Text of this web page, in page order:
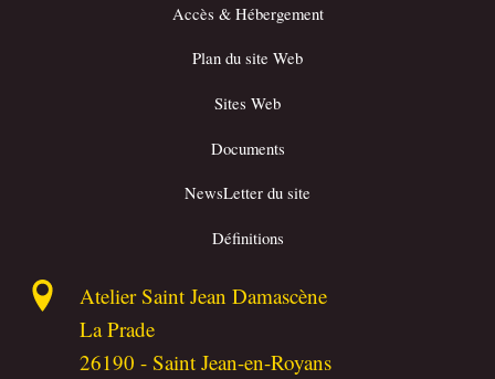
Accès & Hébergement
Plan du site Web
Sites Web
Documents
NewsLetter du site
Définitions
Atelier Saint Jean Damascène
La Prade
26190 -Saint Jean-en-Royans